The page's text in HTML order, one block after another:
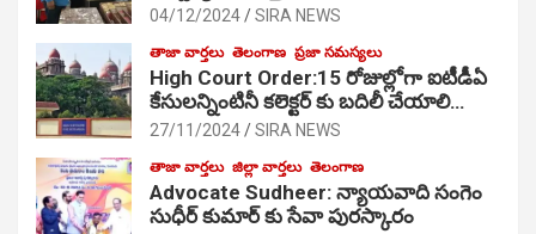
04/12/2024 SIRA NEWS
తాజా వార్తలు తెలంగాణ ప్రజా సమస్యలు
High Court Order:15 రోజుల్లోగా ఐటీడీఏ
కేసులన్నింటినీ కలెక్టర్ కు బదిలీ చేయాలి…
27/11/2024 SIRA NEWS
తాజా వార్తలు జిల్లా వార్తలు తెలంగాణ
Advocate Sudheer: న్యాయవాది సంగెం
సుధీర్ కుమార్ కు సేవా పురస్కారం